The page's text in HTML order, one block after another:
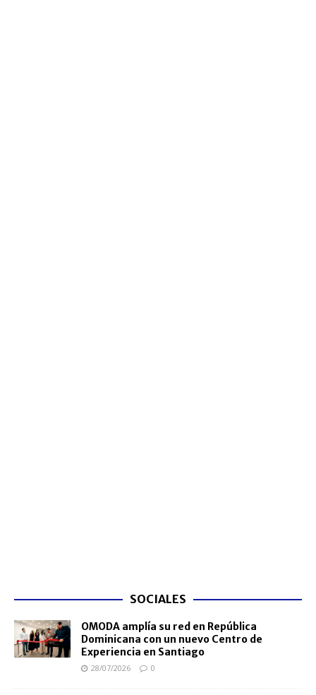
SOCIALES
OMODA amplía su red en República
Dominicana con un nuevo Centro de
Experiencia en Santiago
28/07/2026 0